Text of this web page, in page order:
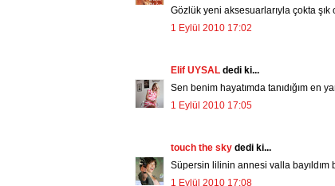
Gözlük yeni aksesuarlarıyla çokta şık
1 Eylül 2010 17:02
Elif UYSAL dedi ki...
Sen benim hayatımda tanıdığım en
1 Eylül 2010 17:05
touch the sky dedi ki...
Süpersin lilinin annesi valla
1 Eylül 2010 17:08